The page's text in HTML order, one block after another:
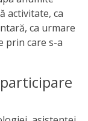
activitate, ca
ca urmare
prin care s-a